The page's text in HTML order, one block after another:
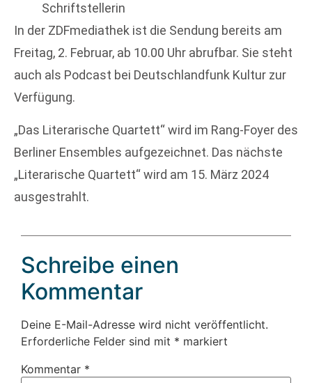
Schriftstellerin
In der ZDFmediathek ist die Sendung bereits am
Freitag, 2. Februar, ab 10.00 Uhr abrufbar. Sie steht
auch als Podcast bei Deutschlandfunk Kultur zur
Verfügung.
„Das Literarische Quartett“ wird im Rang-Foyer des
Berliner Ensembles aufgezeichnet. Das nächste
„Literarische Quartett“ wird am 15. März 2024
ausgestrahlt.
Schreibe einen
Kommentar
Deine E-Mail-Adresse wird nicht veröffentlicht.
Erforderliche Felder sind mit * markiert
Kommentar *